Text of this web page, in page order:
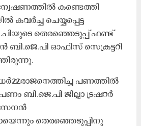
ക​ണ്ടെ​ത്തി​
കവർച്ച ചെയ്യപ്പെട്ട
തെരഞ്ഞെടുപ്പ് ഫണ്ട്
ഓഫിസ് സെക്രട്ടറി
പണത്തിൽ
ബി.ജെ.പി ജില്ലാ ട്രഷറർ
തെരഞ്ഞെടുപ്പിനു